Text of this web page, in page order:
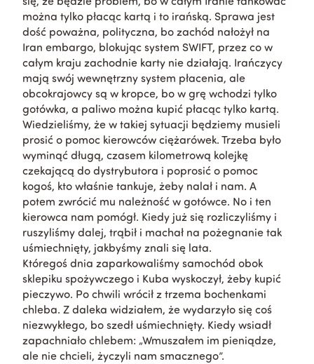
można tylko płacąc kartą i to irańską. Sprawa jest
dość poważna, polityczna, bo zachód nałożył na
Iran embargo, blokując system SWIFT, przez co w
całym kraju zachodnie karty nie działają. Irańczycy
mają swój wewnętrzny system płacenia, ale
obcokrajowcy są w kropce, bo w grę wchodzi tylko
gotówka, a paliwo można kupić płacąc tylko kartą.
Wiedzieliśmy, że w takiej sytuacji będziemy musieli
prosić o pomoc kierowców ciężarówek. Trzeba było
wyminąć długą, czasem kilometrową kolejkę
czekającą do dystrybutora i poprosić o pomoc
kogoś, kto właśnie tankuje, żeby nalał i nam. A
potem zwrócić mu należność w gotówce. No i ten
kierowca nam pomógł. Kiedy już się rozliczyliśmy i
ruszyliśmy dalej, trąbił i machał na pożegnanie tak
uśmiechnięty, jakbyśmy znali się lata.
Któregoś dnia zaparkowaliśmy samochód obok
sklepiku spożywczego i Kuba wyskoczył, żeby kupić
pieczywo. Po chwili wrócił z trzema bochenkami
chleba. Z daleka widziałem, że wydarzyło się coś
niezwykłego, bo szedł uśmiechnięty. Kiedy wsiadł
zapachniało chlebem: „Wmuszałem im pieniądze,
ale nie chcieli, życzyli nam smacznego”.